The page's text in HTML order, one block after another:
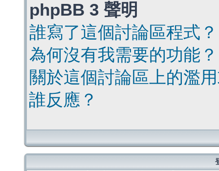
phpBB 3 聲明
誰寫了這個討論區程式？
為何沒有我需要的功能？
關於這個討論區上的濫
誰反應？